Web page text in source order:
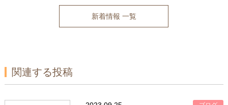
新着情報 一覧
関連する投稿